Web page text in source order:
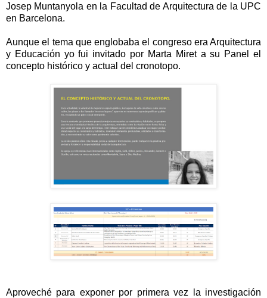
Josep Muntanyola en la Facultad de Arquitectura de la UPC
en Barcelona.
Aunque el tema que englobaba el congreso era Arquitectura
y Educación yo fui invitado por Marta Miret a su Panel el
concepto histórico y actual del cronotopo.
Aproveché para exponer por primera vez la investigación